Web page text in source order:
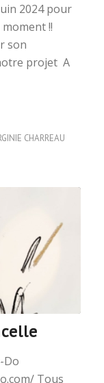
2024 pour
!!
son
projet A
CHARREAU
Do
Tous